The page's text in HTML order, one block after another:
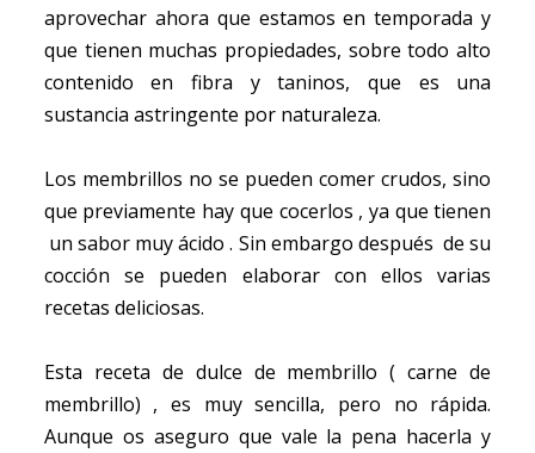
aprovechar ahora que estamos en temporada y
que tienen muchas propiedades, sobre todo alto
contenido en fibra y taninos, que es una
sustancia astringente por naturaleza.
Los membrillos no se pueden comer crudos, sino
que previamente hay que cocerlos , ya que tienen
un sabor muy ácido . Sin embargo después de su
cocción se pueden elaborar con ellos varias
recetas deliciosas.
Esta receta de dulce de membrillo ( carne de
membrillo) , es muy sencilla, pero no rápida.
Aunque os aseguro que vale la pena hacerla y